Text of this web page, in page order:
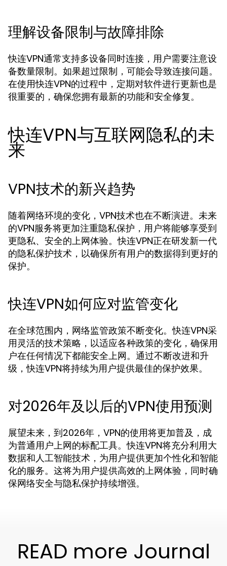
理解设备限制与故障排除
快连VPN通常支持多设备同时连接，用户需要注意设
备数量限制。如果超过限制，可能会导致连接问题。
在使用快连VPN的过程中，定期对软件进行更新也是
很重要的，确保您拥有最新的功能和安全修复。
快连VPN与互联网隐私的未
来
VPN技术的新兴趋势
随着网络环境的变化，VPN技术也在不断演进。未来
的VPN服务将更加注重隐私保护，用户将能够享受到
更隐私、安全的上网体验。快连VPN正在研发新一代
的隐私保护技术，以确保所有用户的数据得到更好的
保护。
快连VPN如何应对监管变化
在全球范围内，网络监管政策不断变化。快连VPN采
用灵活的技术策略，以适应各种政策的变化，确保用
户在任何情况下都能安全上网。通过不断改进和升
级，快连VPN将持续为用户提供最佳的保护效果。
对2026年及以后的VPN使用预测
展望未来，到2026年，VPN的使用将更加普及，成
为普通用户上网的标配工具。快连VPN将充分利用大
数据和人工智能技术，为用户提供更加个性化和智能
化的服务。这将为用户提供高效的上网体验，同时确
保网络安全与隐私保护持续增强。
READ more Journal